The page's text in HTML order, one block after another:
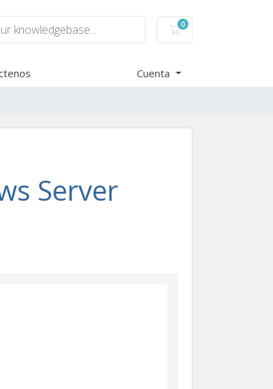
0
Carro de Pedidos
Cuenta
Server